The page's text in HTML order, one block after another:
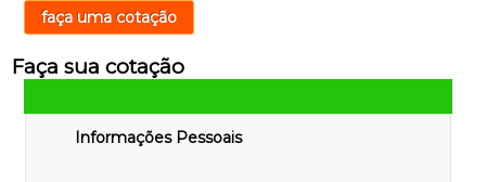
faça uma cotação
Faça sua cotação
Informações Pessoais